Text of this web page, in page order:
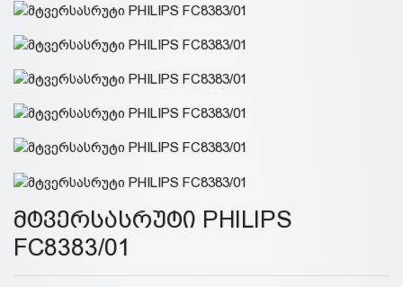
მტვერსასრუტი PHILIPS
FC8383/01